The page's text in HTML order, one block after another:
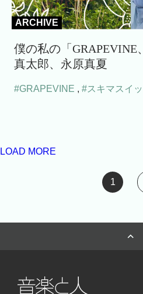
ARCHIVE
僕の私の「GRAPEVINE
真太郎、永原真夏
#GRAPEVINE , #スキマスイ
LOAD MORE
1